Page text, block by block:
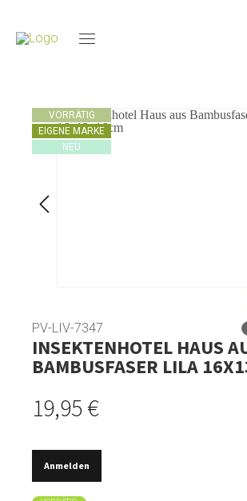
VORRÄTIG
EIGENE MARKE
NEU
PV-LIV-7347
INSEKTENHOTEL HAUS
BAMBUSFASER LILA
19,95 €
Anmelden